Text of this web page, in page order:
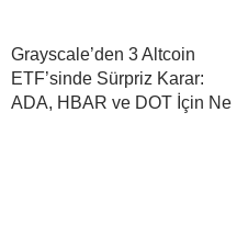
Grayscale’den 3 Altcoin
ETF’sinde Sürpriz Karar:
ADA, HBAR ve DOT İçin Ne